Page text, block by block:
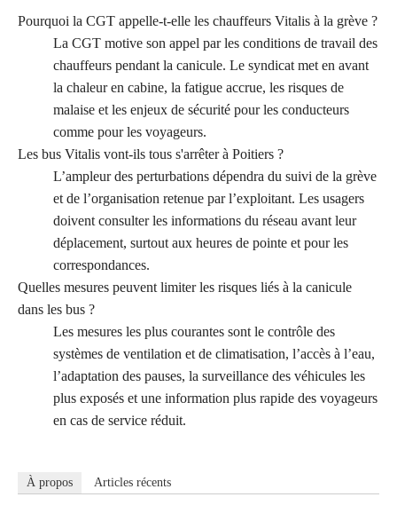
Pourquoi la CGT appelle-t-elle les chauffeurs Vitalis à la grève ?
La CGT motive son appel par les conditions de travail des
chauffeurs pendant la canicule. Le syndicat met en avant
la chaleur en cabine, la fatigue accrue, les risques de
malaise et les enjeux de sécurité pour les conducteurs
comme pour les voyageurs.
Les bus Vitalis vont-ils tous s'arrêter à Poitiers ?
L’ampleur des perturbations dépendra du suivi de la grève
et de l’organisation retenue par l’exploitant. Les usagers
doivent consulter les informations du réseau avant leur
déplacement, surtout aux heures de pointe et pour les
correspondances.
Quelles mesures peuvent limiter les risques liés à la canicule
dans les bus ?
Les mesures les plus courantes sont le contrôle des
systèmes de ventilation et de climatisation, l’accès à l’eau,
l’adaptation des pauses, la surveillance des véhicules les
plus exposés et une information plus rapide des voyageurs
en cas de service réduit.
À propos Articles récents